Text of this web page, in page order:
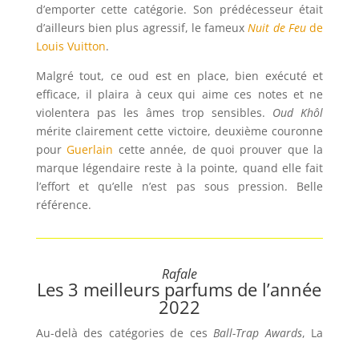
d’emporter cette catégorie. Son prédécesseur était
d’ailleurs bien plus agressif, le fameuxNuit de Feude
Louis Vuitton.
Malgré tout, ce oud est en place, bien exécuté et
efficace, il plaira à ceux qui aime ces notes et ne
violentera pas les âmes trop sensibles. Oud Khôl
mérite clairement cette victoire, deuxième couronne
pourGuerlain cette année, de quoi prouver que la
marque légendaire reste à la pointe, quand elle fait
l’effort et qu’elle n’est pas sous pression. Belle
référence.
Rafale
Les 3 meilleurs parfums de l’année
2022
Au-delà des catégories de cesBall-Trap Awards, La